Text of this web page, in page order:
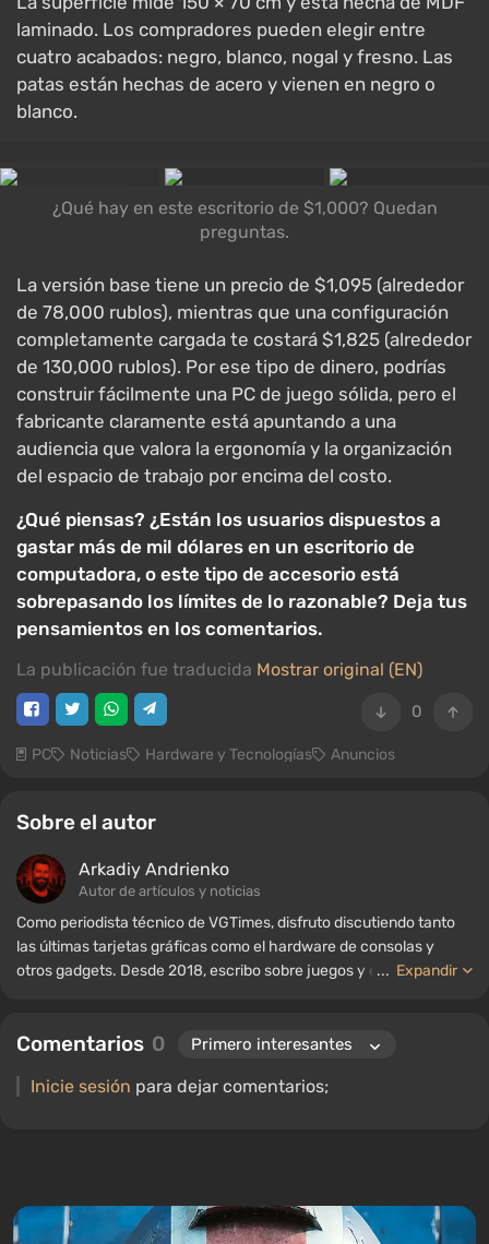
laminado. Los compradores pueden elegir entre
cuatro acabados: negro, blanco, nogal y fresno. Las
patas están hechas de acero y vienen en negro o
blanco.
¿Qué hay en este escritorio de $1,000? Quedan
preguntas.
La versión base tiene un precio de $1,095 (alrededor
de 78,000 rublos), mientras que una configuración
completamente cargada te costará $1,825 (alrededor
de 130,000 rublos). Por ese tipo de dinero, podrías
construir fácilmente una PC de juego sólida, pero el
fabricante claramente está apuntando a una
audiencia que valora la ergonomía y la organización
del espacio de trabajo por encima del costo.
¿Qué piensas? ¿Están los usuarios dispuestos a
gastar más de mil dólares en un escritorio de
computadora, o este tipo de accesorio está
sobrepasando los límites de lo razonable? Deja tus
pensamientos en los comentarios.
La publicación fue traducida Mostrar original (EN)
0
PC Noticias Hardware y Tecnologías Anuncios
Sobre el autor
Arkadiy Andrienko
Autor de artículos y noticias
Como periodista técnico de VGTimes, disfruto discutiendo tanto
las últimas tarjetas gráficas como el hardware de consolas y
otros gadgets. Desde 2018, escribo sobre juegos y equipos; mi
audio, y mi amor por la electrónica me ha llevado a estudiar el
nuevo e interesante en el ámbito del hardware para juegos.
... Expandir
Comentarios 0
Inicie sesión para dejar comentarios;